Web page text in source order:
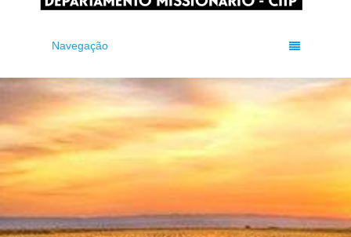
Navegação